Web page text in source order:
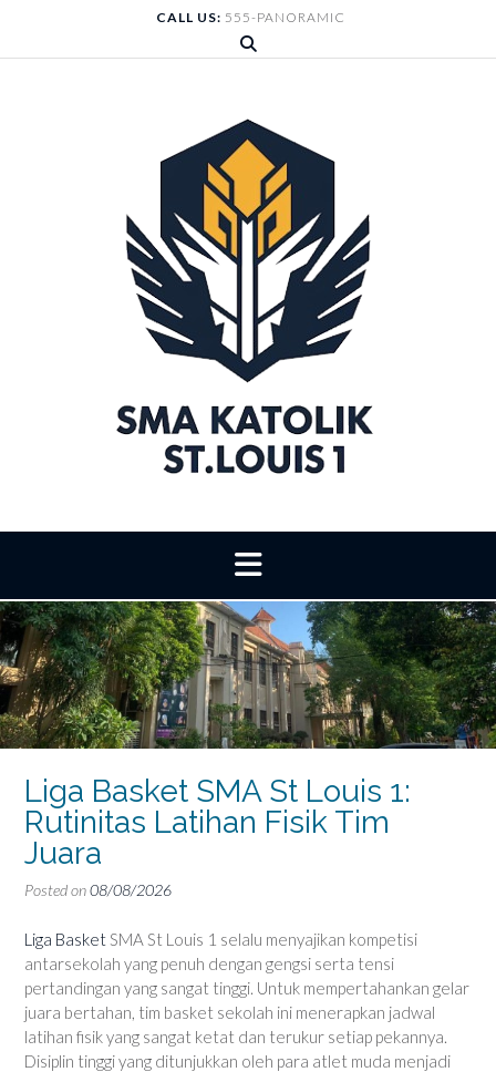
content
CALL US: 555-PANORAMIC
Liga Basket SMA St Louis 1:
Rutinitas Latihan Fisik Tim
Juara
Posted on08/08/2026
Liga BasketSMA St Louis 1 selalu menyajikan kompetisi
antarsekolah yang penuh dengan gengsi serta tensi
pertandingan yang sangat tinggi. Untuk mempertahankan gelar
juara bertahan, tim basket sekolah ini menerapkan jadwal
latihan fisik yang sangat ketat dan terukur setiap pekannya.
Disiplin tinggi yang ditunjukkan oleh para atlet muda menjadi